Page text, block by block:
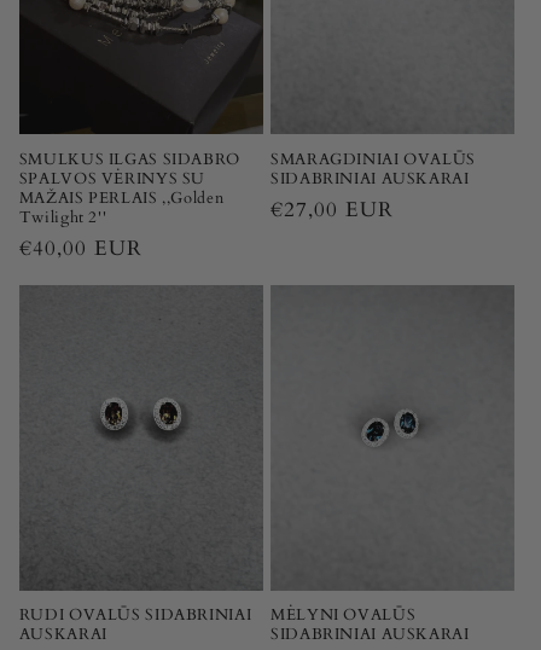
SMULKUS ILGAS SIDABRO
SPALVOS VĖRINYS SU
MAŽAIS PERLAIS ,,Golden
Twilight 2''
Įprasta
€40,00 EUR
SMARAGDINIAI OVALŪS
SIDABRINIAI AUSKARAI
Įprasta
€27,00 EUR
RUDI OVALŪS SIDABRINIAI
AUSKARAI
MĖLYNI OVALŪS
SIDABRINIAI AUSKARAI